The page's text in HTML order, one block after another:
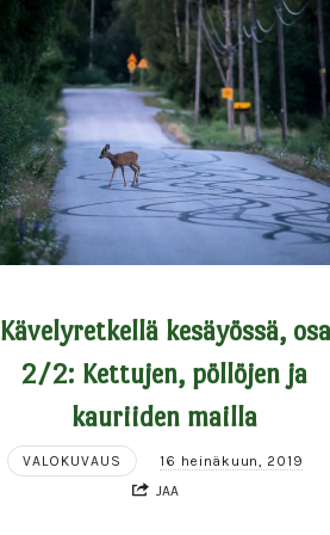
Kävelyretkellä kesäyössä, osa
2/2: Kettujen, pöllöjen ja
kauriiden mailla
VALOKUVAUS
16 heinäkuun, 2019
JAA